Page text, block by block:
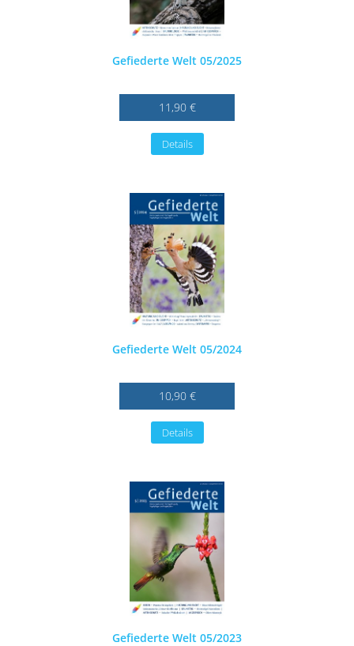
Gefiederte Welt 05/2025
11,90 €
Details
Gefiederte Welt 05/2024
10,90 €
Details
Gefiederte Welt 05/2023